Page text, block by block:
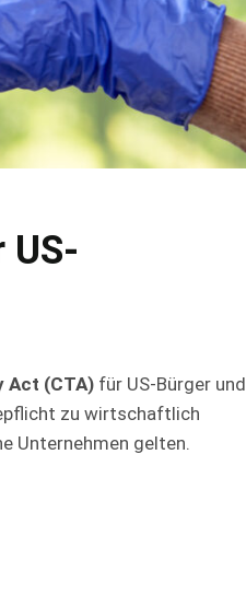
US-
Act (CTA) für US-Bürger und
zu wirtschaftlich
Unternehmen gelten.